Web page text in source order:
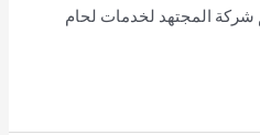
شركة المجتهد لخدمات لحام